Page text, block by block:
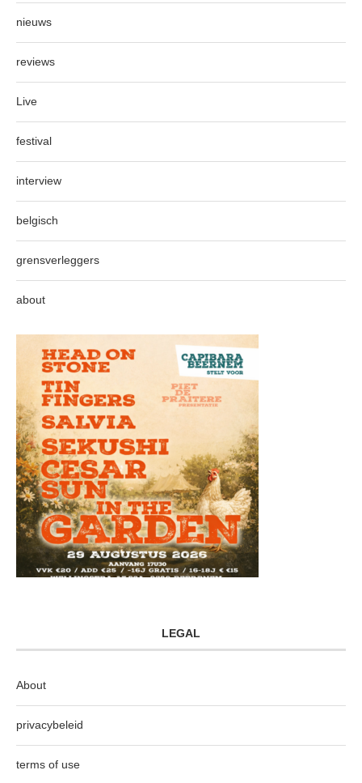
nieuws
reviews
Live
festival
interview
belgisch
grensverleggers
about
LEGAL
About
privacybeleid
terms of use